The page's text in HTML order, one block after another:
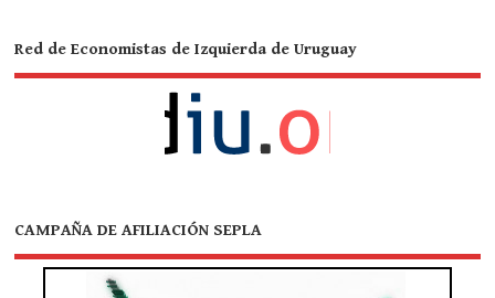
Red de Economistas de Izquierda de Uruguay
CAMPAÑA DE AFILIACIÓN SEPLA